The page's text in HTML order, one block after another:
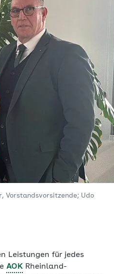
Vorstandsvorsitzende; Udo
Leistungen für jedes
AOK Rheinland-